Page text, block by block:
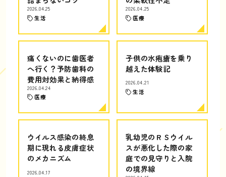
2026.04.25
生活
2026.04.25
医療
痛くないのに歯医者
へ行く？予防歯科の
費用対効果と納得感
2026.04.24
医療
子供の水疱瘡を乗り
越えた体験記
2026.04.21
生活
ウイルス感染の終息
期に現れる皮膚症状
のメカニズム
2026.04.17
乳幼児のＲＳウイル
スが悪化した際の家
庭での見守りと入院
の境界線